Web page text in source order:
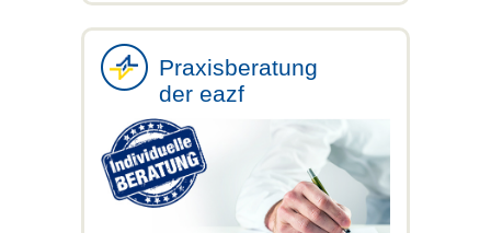
Praxisberatung
der eazf